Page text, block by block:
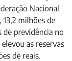
Nacional
milhões de
de previdência no
as reservas
de reais.